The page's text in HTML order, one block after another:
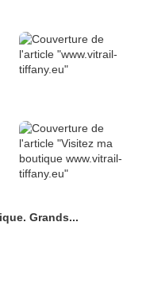
Grands...